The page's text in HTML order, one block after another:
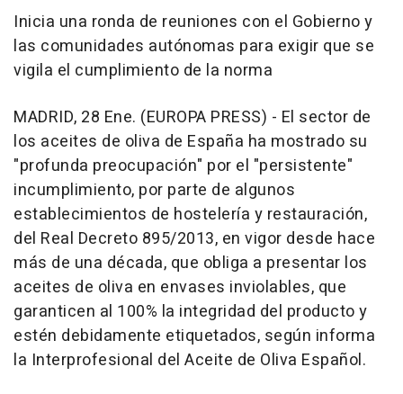
Inicia una ronda de reuniones con el Gobierno y
las comunidades autónomas para exigir que se
vigila el cumplimiento de la norma
MADRID, 28 Ene. (EUROPA PRESS) - El sector de
los aceites de oliva de España ha mostrado su
"profunda preocupación" por el "persistente"
incumplimiento, por parte de algunos
establecimientos de hostelería y restauración,
del Real Decreto 895/2013, en vigor desde hace
más de una década, que obliga a presentar los
aceites de oliva en envases inviolables, que
garanticen al 100% la integridad del producto y
estén debidamente etiquetados, según informa
la Interprofesional del Aceite de Oliva Español.